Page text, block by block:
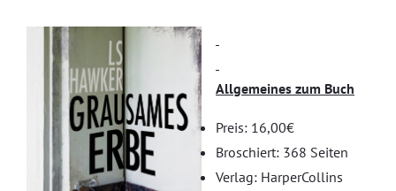
Allgemeines zum Buch
Preis: 16,00€
Broschiert: 368 Seiten
Verlag: HarperCollins